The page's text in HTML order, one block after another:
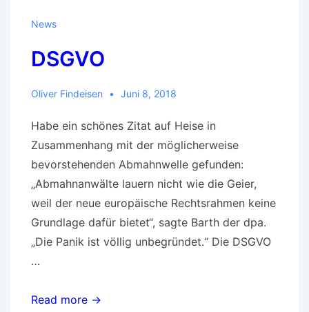
News
DSGVO
Oliver Findeisen Juni 8, 2018
Habe ein schönes Zitat auf Heise in
Zusammenhang mit der möglicherweise
bevorstehenden Abmahnwelle gefunden:
„Abmahnanwälte lauern nicht wie die Geier,
weil der neue europäische Rechtsrahmen keine
Grundlage dafür bietet“, sagte Barth der dpa.
„Die Panik ist völlig unbegründet.“ Die DSGVO
…
DSGVO
Read more →